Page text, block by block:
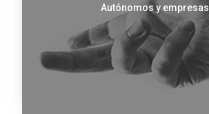
Autónomos y empresas